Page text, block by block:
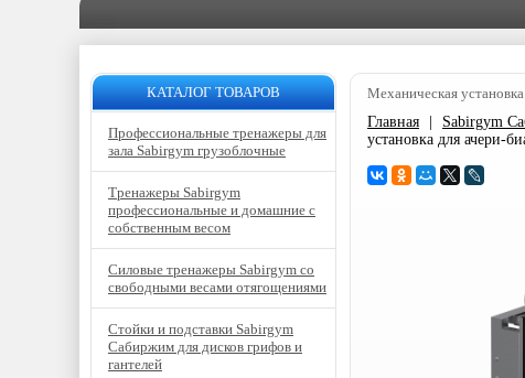
Механическая
Главная
Sabirgym
установка для ачери-
КАТАЛОГ ТОВАРОВ
Профессиональные тренажеры для
зала Sabirgym грузоблочные
Тренажеры Sabirgym
профессиональные и домашние с
собственным весом
Силовые тренажеры Sabirgym со
свободными весами отягощениями
Стойки и подставки Sabirgym
Сабиржим для дисков грифов и
гантелей